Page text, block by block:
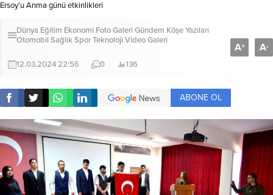
Ersoy’u Anma günü etkinlikleri
Dünya Eğitim Ekonomi Foto Galeri Gündem Köşe Yazıları
Otomobil SağlıkSporTeknoloji Video Galeri
12.03.2024 22:56 0 136
A+ A-
ABONE OL